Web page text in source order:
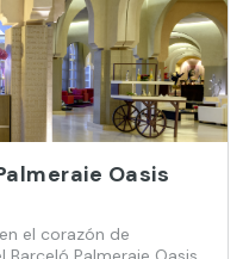
Oasis
el corazón de